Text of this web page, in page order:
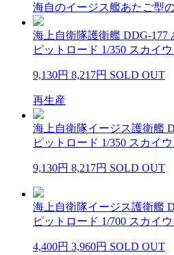
海自のイージス艦あたご型
海上自衛隊護衛艦 DDG-177
ピットロード 1/350 スカイ
9,130円 8,217円 SOLD OUT
再生産
海上自衛隊イージス護衛艦
ピットロード 1/350 スカイ
9,130円 8,217円 SOLD OUT
海上自衛隊イージス護衛艦
ピットロード 1/700 スカイ
4,400円 3,960円 SOLD OUT